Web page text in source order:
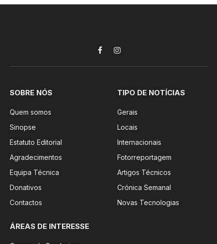
FacebookInstagram
SOBRE NÓS
Quem somos
Sinopse
Estatuto Editorial
Agradecimentos
Equipa Técnica
Donativos
Contactos
TIPO DE NOTÍCIAS
Gerais
Locais
Internacionais
Fotorreportagem
Artigos Técnicos
Crónica Semanal
Novas Tecnologias
ÁREAS DE INTERESSE